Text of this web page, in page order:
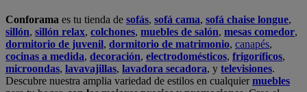
Conforama es tu tienda de sofás, sofá cama, sofá chaise longue,
sillón, sillón relax, colchones, muebles de salón, mesas comedor,
dormitorio de juvenil, dormitorio de matrimonio, canapés,
cocinas a medida, decoración, electrodomésticos, frigoríficos,
microondas, lavavajillas, lavadora secadora, y televisiones.
Descubre nuestra amplia variedad de estilos en cualquiermuebles